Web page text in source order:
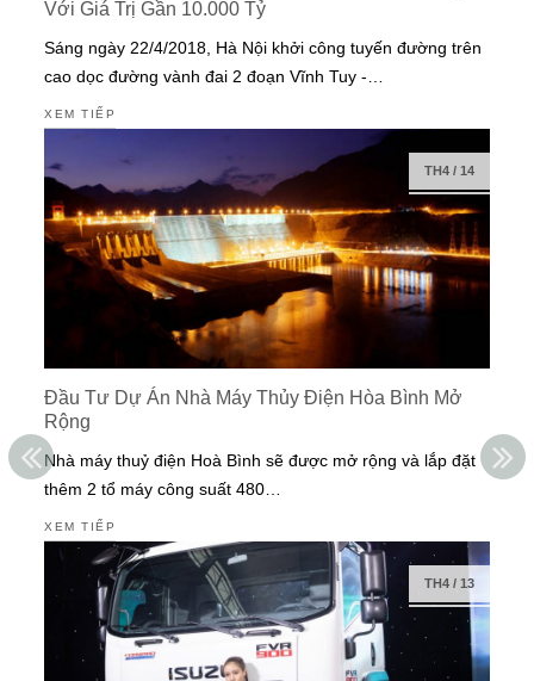
Với Giá Trị Gần 10.000 Tỷ
Sáng ngày 22/4/2018, Hà Nội khởi công tuyến đường trên
cao dọc đường vành đai 2 đoạn Vĩnh Tuy -…
XEM TIẾP
TH4/ 14
Đầu Tư Dự Án Nhà Máy Thủy Điện Hòa Bình Mở
Rộng
Nhà máy thuỷ điện Hoà Bình sẽ được mở rộng và lắp đặt
thêm 2 tổ máy công suất 480…
XEM TIẾP
TH4/ 13